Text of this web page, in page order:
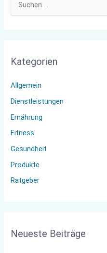
e
a
c
h
:
Kategorien
Allgemein
Dienstleistungen
Ernährung
Fitness
Gesundheit
Produkte
Ratgeber
Neueste Beiträge